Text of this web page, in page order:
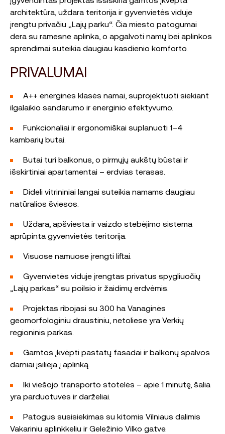
architektūra, uždara teritorija ir gyvenvietės viduje
įrengtu privačiu „Lajų parku“. Čia miesto patogumai
dera su ramesne aplinka, o apgalvoti namų bei aplinkos
sprendimai suteikia daugiau kasdienio komforto.
PRIVALUMAI
A++ energinės klasės namai, suprojektuoti siekiant
ilgalaikio sandarumo ir energinio efektyvumo.
Funkcionaliai ir ergonomiškai suplanuoti 1–4
kambarių butai.
Butai turi balkonus, o pirmųjų aukštų būstai ir
išskirtiniai apartamentai – erdvias terasas.
Dideli vitrininiai langai suteikia namams daugiau
natūralios šviesos.
Uždara, apšviesta ir vaizdo stebėjimo sistema
aprūpinta gyvenvietės teritorija.
Visuose namuose įrengti liftai.
Gyvenvietės viduje įrengtas privatus spygliuočių
„Lajų parkas“ su poilsio ir žaidimų erdvėmis.
Projektas ribojasi su 300 ha Vanaginės
geomorfologiniu draustiniu, netoliese yra Verkių
regioninis parkas.
Gamtos įkvėpti pastatų fasadai ir balkonų spalvos
darniai įsilieja į aplinką.
Iki viešojo transporto stotelės – apie 1 minutę, šalia
yra parduotuvės ir darželiai.
Patogus susisiekimas su kitomis Vilniaus dalimis
Vakariniu aplinkkeliu ir Geležinio Vilko gatve.